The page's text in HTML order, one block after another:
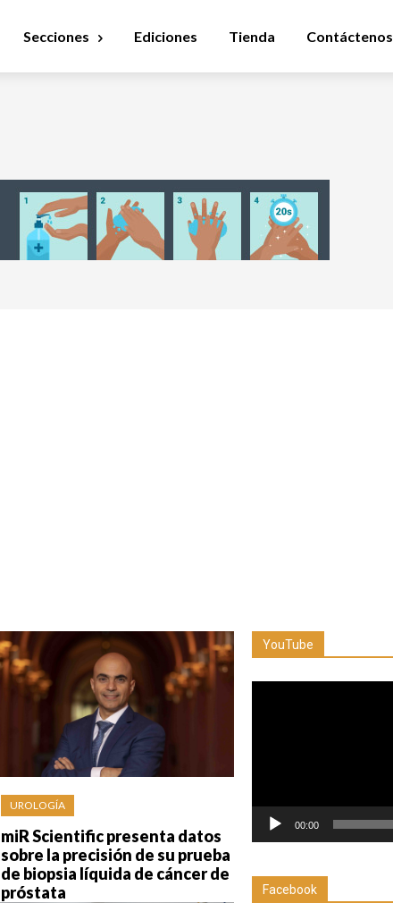
Secciones Ediciones Tienda Contáctenos
UROLOGÍA
miR Scientific presenta datos
sobre la precisión de su prueba
de biopsia líquida de cáncer de
próstata
YouTube
00:00
Facebook